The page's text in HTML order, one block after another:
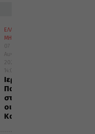
ΕΛΛΑΔΑ
ΜΗΤΡΟΠΟΛΕΙΣ
07
Αυγούστου
2026
14:00
Ιερά
Παράκληση
στον
οικισμό
Κατσαρού